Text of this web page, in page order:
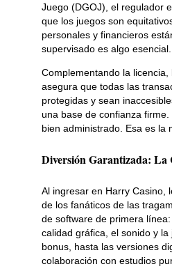
Juego (DGOJ), el regulador
que los juegos son
personales y financieros
supervisado es algo
Complementando la
asegura que todas las
protegidas y sean
una base de confianza
bien administrado. Esa es la
Diversión Garantizada: La
Al ingresar en Harry Casino,
de los fanáticos de las
de software de primera
calidad gráfica, el sonido y
bonus, hasta las versiones
colaboración con estudios